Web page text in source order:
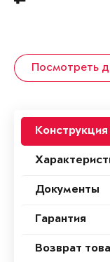
Посмотреть
Конструкция
Документы
Гарантия
Возврат